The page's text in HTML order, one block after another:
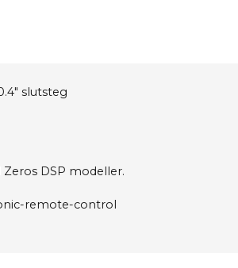
slutsteg
DSP modeller.
remote-control